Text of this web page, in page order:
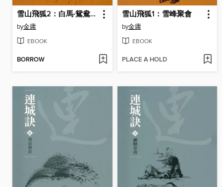
雪山飛狐2：白馬‧鴛鴦刀
by金庸
EBOOK
BORROW
雪山飛狐1：雪峰聚會
by金庸
EBOOK
PLACE A HOLD